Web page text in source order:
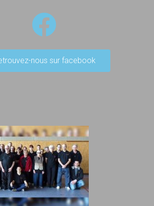
nous sur facebook